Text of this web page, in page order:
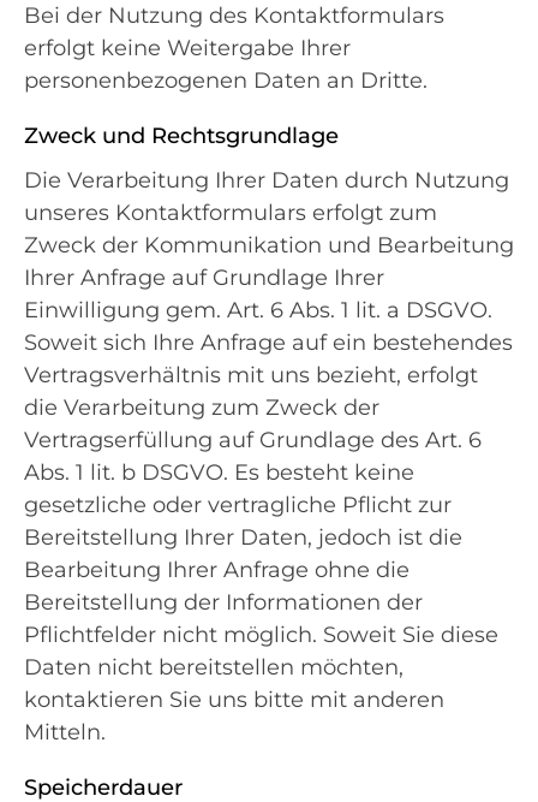
Bei der Nutzung des Kontaktformulars
erfolgt keine Weitergabe Ihrer
personenbezogenen Daten an Dritte.
Zweck und Rechtsgrundlage
Die Verarbeitung Ihrer Daten durch Nutzung
unseres Kontaktformulars erfolgt zum
Zweck der Kommunikation und Bearbeitung
Ihrer Anfrage auf Grundlage Ihrer
Einwilligung gem. Art. 6 Abs. 1 lit. a DSGVO.
Soweit sich Ihre Anfrage auf ein bestehendes
Vertragsverhältnis mit uns bezieht, erfolgt
die Verarbeitung zum Zweck der
Vertragserfüllung auf Grundlage des Art. 6
Abs. 1 lit. b DSGVO. Es besteht keine
gesetzliche oder vertragliche Pflicht zur
Bereitstellung Ihrer Daten, jedoch ist die
Bearbeitung Ihrer Anfrage ohne die
Bereitstellung der Informationen der
Pflichtfelder nicht möglich. Soweit Sie diese
Daten nicht bereitstellen möchten,
kontaktieren Sie uns bitte mit anderen
Mitteln.
Speicherdauer